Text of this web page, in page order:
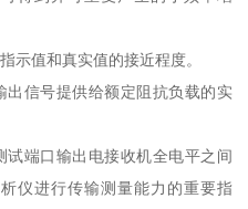
示值和真实值的接近程度。
信号提供给额定阻抗负载的实
端口输出电接收机全电平之间
仪进行传输测量能力的重要指